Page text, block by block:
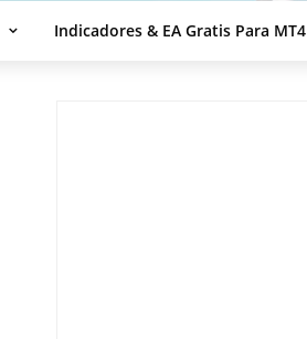
Indicadores & EA Gratis Para MT4